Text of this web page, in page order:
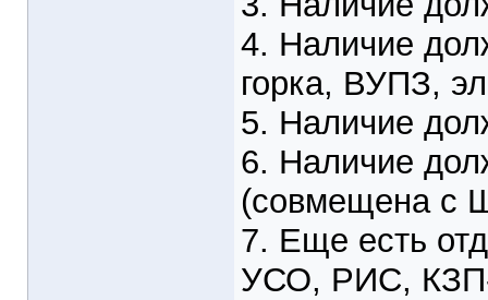
4. Наличие
горка, ВУПЗ,
5. Наличие
6. Наличие
(совмещена с
7. Еще есть
УСО, РИС,